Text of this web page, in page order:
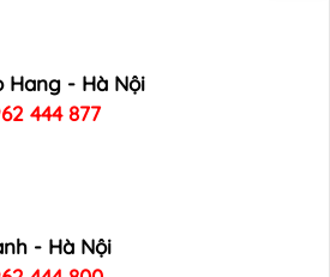
Hang - Hà Nội
444 877
- Hà Nội